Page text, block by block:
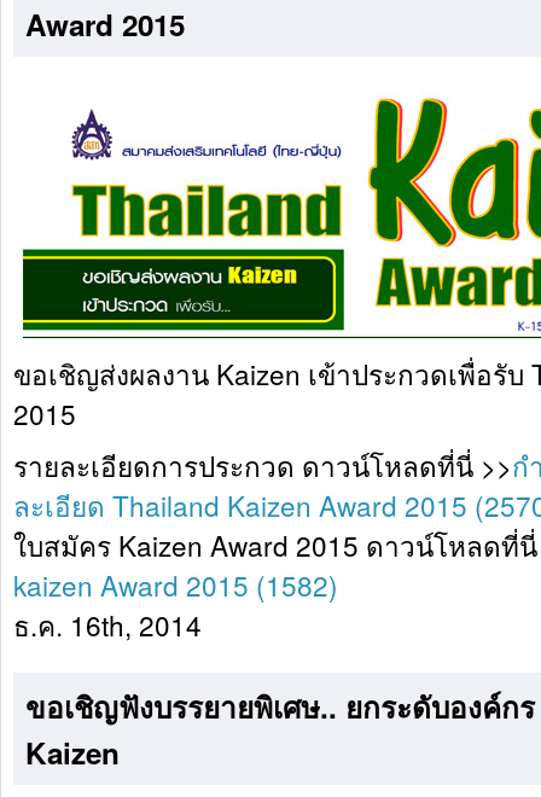
Award 2015
ขอเชิญส่งผลงาน Kaizen เข้าประกวดเพื่อรับ
2015
รายละเอียดการประกวด ดาวน์โหลดที่นี่ >>ก
ละเอียด Thailand Kaizen Award 2015
ใบสมัคร Kaizen Award 2015 ดาวน์โหลดที่
kaizen Award 2015 (1582)
ธ.ค. 16th, 2014
ขอเชิญฟังบรรยายพิเศษ.. ยกระดับองค์ก
Kaizen